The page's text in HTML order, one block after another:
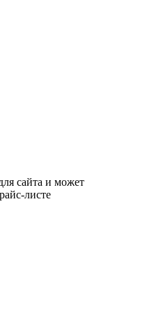
сайта и может
листе